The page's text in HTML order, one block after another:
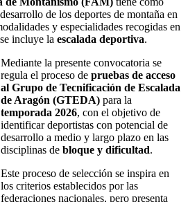
de los deportes de montaña en
y especialidades recogidas en
incluye la escalada deportiva.
Mediante la presente convocatoria se
regula el proceso de pruebas de acceso
al Grupo de Tecnificación de Escalada
de Aragón (GTEDA) para la
temporada 2026, con el objetivo de
identificar deportistas con potencial de
desarrollo a medio y largo plazo en las
disciplinas de bloque y dificultad.
Este proceso de selección se inspira en
los criterios establecidos por las
federaciones nacionales, pero presenta